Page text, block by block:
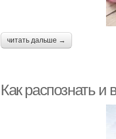
читать дальше →
Как распознать и